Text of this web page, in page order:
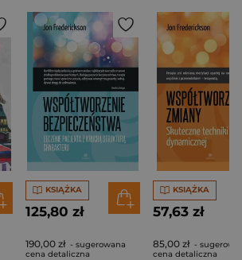
KSIĄŻKA
125,80 zł
190,00 zł - sugerowana
cena detaliczna
KSIĄŻKA
57,63 zł
85,00 zł -
cena detaliczna